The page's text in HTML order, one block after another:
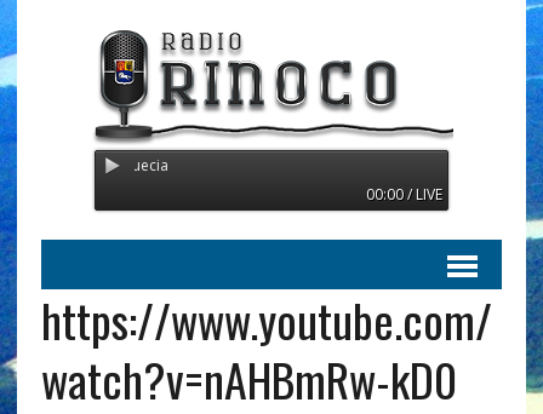
desde Suecia
00:00 / LIVE
https://www.youtube.com/
watch?v=nAHBmRw-kD0